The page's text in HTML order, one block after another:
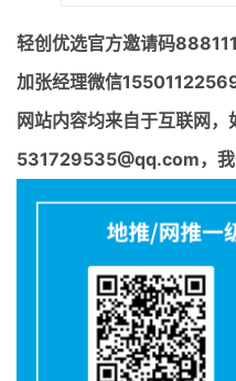
轻创优选官方邀请码
加张经理微信15501122569
网站内容均来自于互联网
531729535@qq.com，我